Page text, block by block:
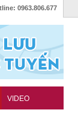
0963.806.677
VIDEO